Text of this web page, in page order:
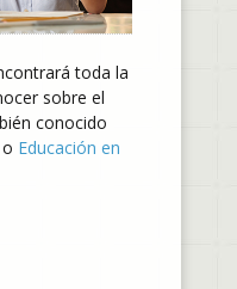
toda la
sobre el
conocido
o Educación en